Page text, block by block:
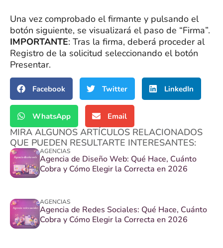
Una vez comprobado el firmante y pulsando el
botón siguiente, se visualizará el paso de “Firma”.
IMPORTANTE: Tras la firma, deberá proceder al
Registro de la solicitud seleccionando el botón
Presentar.
Facebook Twitter LinkedIn
WhatsApp Email
MIRA ALGUNOS ARTÍCULOS RELACIONADOS
QUE PUEDEN RESULTARTE INTERESANTES:
AGENCIAS
Agencia de Diseño Web: Qué Hace, Cuánto
Cobra y Cómo Elegir la Correcta en 2026
AGENCIAS
Agencia de Redes Sociales: Qué Hace, Cuánto
Cobra y Cómo Elegir la Correcta en 2026